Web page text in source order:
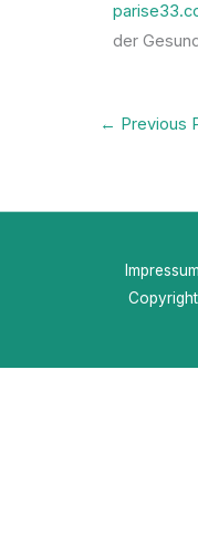
der
← Previous
Impressum